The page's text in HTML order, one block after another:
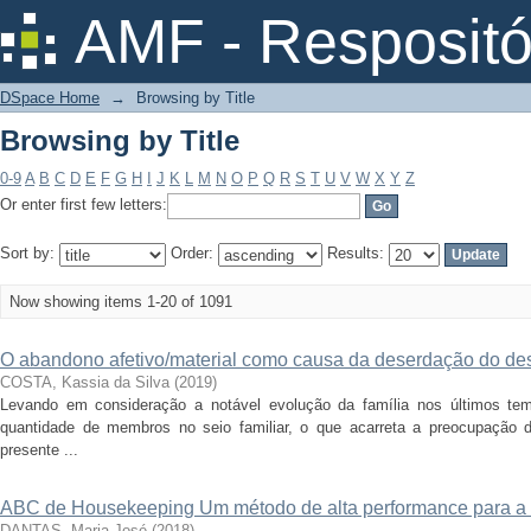
AMF -
Browsing by Title
DSpace Home → Browsing by Title
Browsing by Title
0-9 A B C D E F G H J K L M N O P Q R S T U V W X Y Z
Or enter first few letters:
Sort by: Order: Results:
Now showing items 1-20 of 1091
O abandono afetivo/material como causa da deserdação do
COSTA, Kassia da Silva (2019)
Levando em consideração a notável evolução da família nos últimos
quantidade de membros no seio familiar, o que acarreta a preocupação
presente ...
ABC de Housekeeping Um método de alta performance para